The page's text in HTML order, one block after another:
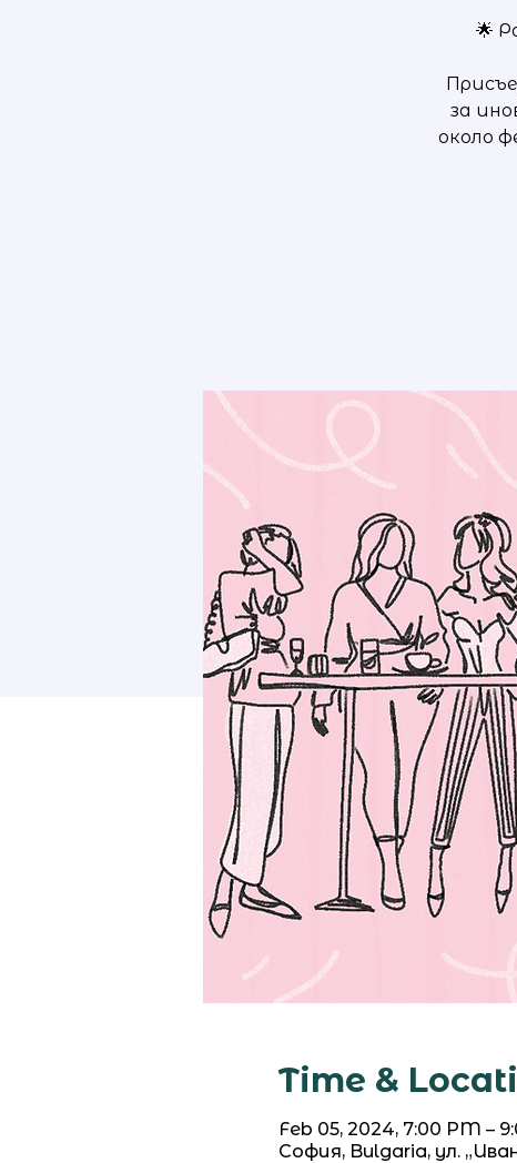
🌟
за
около
Time &
Feb 05, 2024, 7:00 PM –
София, Bulgaria, ул.